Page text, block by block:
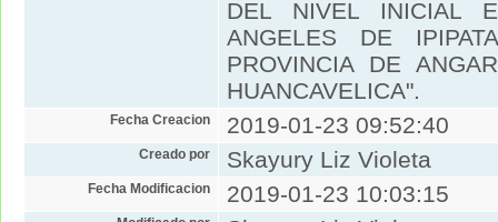
DEL NIVEL INICIAL
ANGELES DE
PROVINCIA DE
HUANCAVELICA".
Fecha Creacion 2019-01-23 09:52:40
Creado por Skayury Liz Violeta
Fecha Modificacion 2019-01-23 10:03:15